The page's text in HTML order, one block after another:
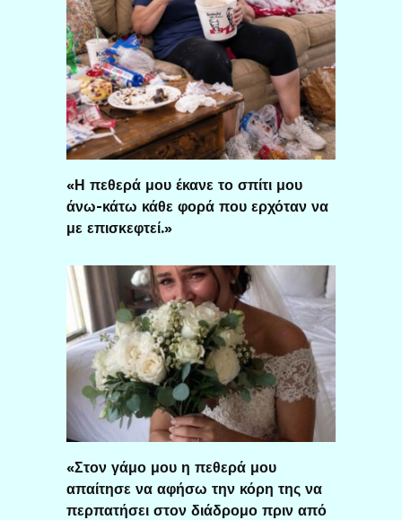
«Η πεθερά μου έκανε το σπίτι μου
άνω-κάτω κάθε φορά που ερχόταν να
με επισκεφτεί.»
«Στον γάμο μου η πεθερά μου
απαίτησε να αφήσω την κόρη της να
περπατήσει στον διάδρομο πριν από